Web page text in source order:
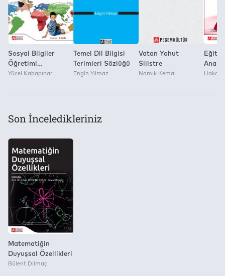
Pegem Akademi Yayıncılık
Sosyal Bilgiler
Öğretimi
(Ekonomik Boy)
Yücel Kabapınar
Temel Dil Bilgisi
Terimleri Sözlüğü
Engin Yılmaz
Vatan Yahut
Silistre
Namık Kemal Hakan
Son İnceledikleriniz
Matematiğin
Duyuşsal Özellikleri
Bülent Dilmaç